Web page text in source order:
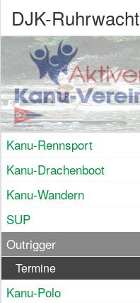
DJK-Ruhrwacht
Kanu-Rennsport
Kanu-Drachenboot
Kanu-Wandern
SUP
Outrigger
Termine
Kanu-Polo